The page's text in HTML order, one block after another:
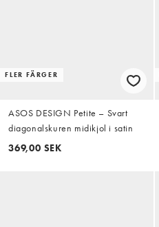
FLER FÄRGER
ASOS DESIGN Petite – Svart
diagonalskuren midikjol i satin
369,00 SEK